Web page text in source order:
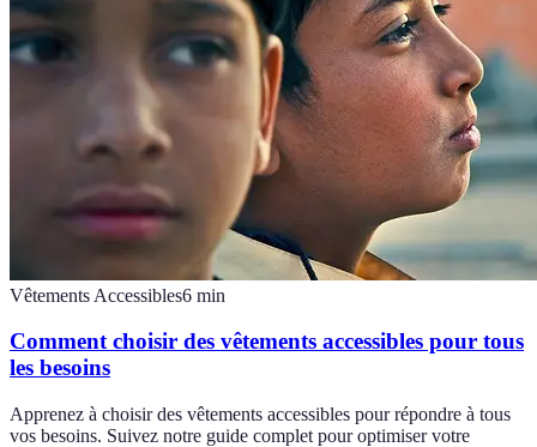
Vêtements Accessibles6 min
Comment choisir des vêtements accessibles pour tous
les besoins
Apprenez à choisir des vêtements accessibles pour répondre à tous
vos besoins. Suivez notre guide complet pour optimiser votre